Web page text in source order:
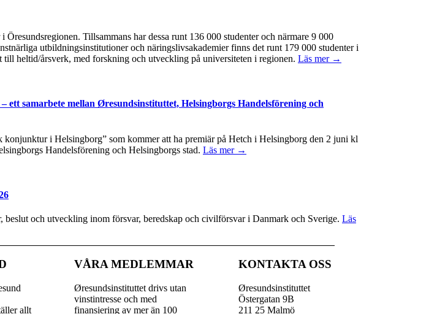
Tillsammans har dessa runt 136 000 studenter och närmare 9 000
utbildningsinstitutioner och näringslivsakademier finns det runt 179 000 studenter i
heltid/årsverk, med forskning och utveckling på universiteten i regionen. Läs mer →
samarbete mellan Øresundsinstituttet, Helsingborgs Handelsförening och
i Helsingborg” som kommer att ha premiär på Hetch i Helsingborg den 2 juni kl
Handelsförening och Helsingborgs stad. Läs mer →
beslut och utveckling inom försvar, beredskap och civilförsvar i Danmark och Sverige. Läs
allt
VÅRA MEDLEMMAR
Øresundsinstituttet drivs utan
vinst­intresse och med
finansiering av mer än 100
KONTAKTA OSS
Øresundsinstituttet
Östergatan 9B
211 25 Malmö